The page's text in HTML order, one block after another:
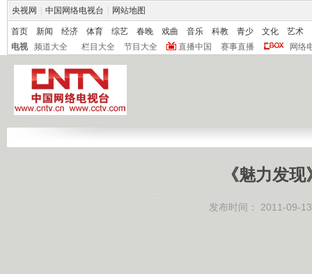
央视网 中国网络电视台 网站地图
首页 新闻 经济 体育 综艺 春晚 戏曲 音乐 科教 青少 文化
艺术
电视
频道大全 栏目大全 节目大全 直播中国 赛事直播 网络
《魅力发
发布时间： 2011-09-